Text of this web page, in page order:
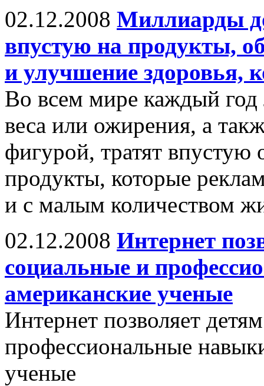
02.12.2008 Миллиарды
впустую на продукты,
и улучшение здоровья,
Во всем мире каждый
веса или ожирения, а
фигурой, тратят
продукты, которые
и с малым количеством
02.12.2008 Интернет
социальные и
американские ученые
Интернет позволяет
профессиональные
ученые